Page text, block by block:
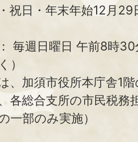
祝日・年末年始12月
毎週日曜日 午前8時
）
、加須市役所本庁舎1
各総合支所の市民税務
一部のみ実施）